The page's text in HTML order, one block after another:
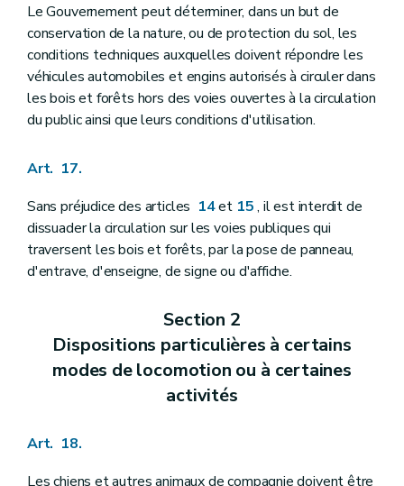
Le Gouvernement peut déterminer, dans un but de
conservation de la nature, ou de protection du sol, les
conditions techniques auxquelles doivent répondre les
véhicules automobiles et engins autorisés à circuler dans
les bois et forêts hors des voies ouvertes à la circulation
du public ainsi que leurs conditions d'utilisation.
Art. 17.
Sans préjudice des articles 14et 15, il est interdit de
dissuader la circulation sur les voies publiques qui
traversent les bois et forêts, par la pose de panneau,
d'entrave, d'enseigne, de signe ou d'affiche.
Section 2
Dispositions particulières à certains
modes de locomotion ou à certaines
activités
Art. 18.
Les chiens et autres animaux de compagnie doivent être